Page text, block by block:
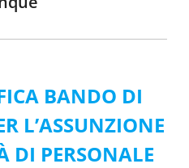
BANDO DI
L’ASSUNZIONE
DI PERSONALE